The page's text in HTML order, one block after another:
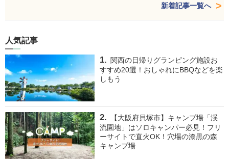
新着記事一覧へ
人気記事
関西の日帰りグランピング施設お
すすめ20選！おしゃれにBBQなどを楽
しもう
【大阪府貝塚市】キャンプ場「渓
流園地」はソロキャンパー必見！フリ
ーサイトで直火OK！穴場の漆黒の森
キャンプ場